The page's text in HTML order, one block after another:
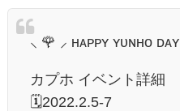
⸜ 🌹 ⸝ ʜᴀᴘᴘʏ ʏᴜɴʜᴏ ᴅᴀʏ
カプホ イベント詳細
🗓2022.2.5-7